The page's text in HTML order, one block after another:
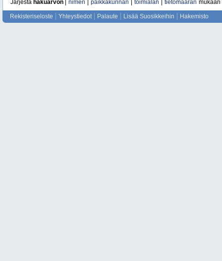
Järjestä hakuarvon nimen paikkakunnan toimialan tietomäärän mukaan
Rekisteriseloste Yhteystiedot Palaute Lisää Suosikkeihin Hakemisto